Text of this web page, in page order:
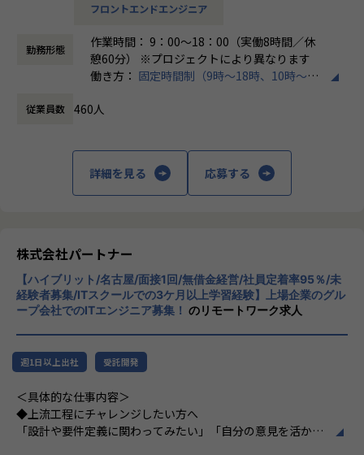
└日常的に連絡しやすく、安心して話せる関係性を構築。
・トラブル時は当日中に対応
└問題発生時は営業とアドバイザーが即対応し、迅速に調
・勉強会・交流会を年2回実施
現場には教育担当がつき、月1回の面談やチャット相談も実
施。産休・育休の取得＆復帰率も100％と、ライフイベント
にも柔軟に対応しています。
◆マネジメントにも挑戦したい方へ
「PL/PMにステップアップしたい」「育成に関わる経験をし
てみたい」
回の面談を通じて方向性を確認しながら、段階的にマネジメ
ントスキルを磨けるようサポートします。リーダー未経験か
＜チーム組織構成＞
入社後は原則2名以上のチームに配属されるため、一人現場
や丸投げはないです。
また、経験値に応じて先輩がフォローに入り、定例MTGやチ
▼年齢構成
平均年齢32.5歳
▼定着率
95％（2024年8月時点／1年以内）
フロントエンドエンジニア
勤務形態
作業時間： 9：00～18：00（実働8時間／休
憩60分） ※プロジェクトにより異なります
働き方： 固定時間制（9時～18時、10時～19
時間外労働の有無： 有（月平均20時間）
従業員数 460人
詳細を見る 応募する
株式会社パートナー
【ハイブリット/名古屋/面接1回/無借金経営/社員定着率95％/未
経験者募集/ITスクールでの3ケ月以上学習経験】上場企業のグル
ープ会社でのITエンジニア募集！ のリモートワーク求人
週1日以上出社 受託開発
＜具体的な仕事内容＞
◆上流工程にチャレンジしたい方へ
「設計や要件定義に関わってみたい」「自分の意見を活かせ